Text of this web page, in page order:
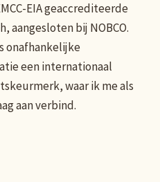
EIA geaccrediteerde
aangesloten bij NOBCO.
onafhankelijke
een internationaal
waar ik me als
aan verbind.